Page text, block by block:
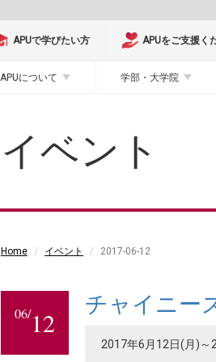
APUで学びたい方 APUをご支援く
APUについて 学部・大学院
イベント
Home イベント 2017-06-12
06/12
チャイニー
2017年6月12日(月)～